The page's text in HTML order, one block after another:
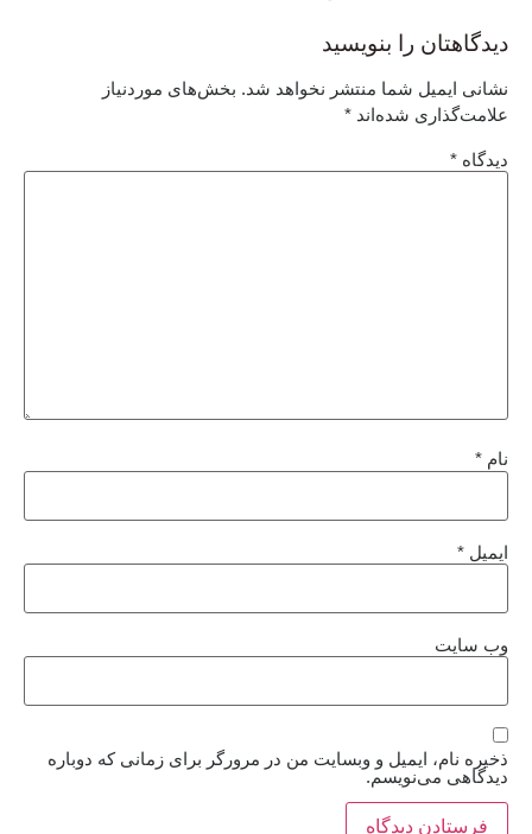
دیدگاهتان را بنویسید
نشانی ایمیل شما منتشر نخواهد شد. بخش‌های موردنیاز
علامت‌گذاری شده‌اند *
دیدگاه *
نام *
ایمیل *
وب‌ سایت
ذخیره نام، ایمیل و وبسایت من در مرورگر برای زمانی که دوباره
دیدگاهی می‌نویسم.